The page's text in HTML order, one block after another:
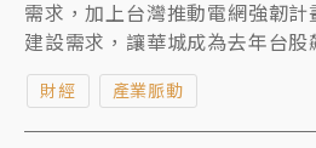
需求，加上台灣推動電網強韌
建設需求，讓華城成為去年台股
元，背後推手之一就是華城第三
德，他感性表示，父親早年就
產」，如今的發展也證明了這一
財經 產業脈動